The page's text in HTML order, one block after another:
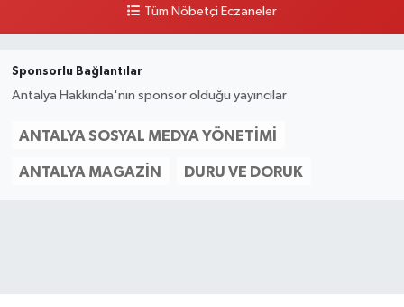
Tüm Nöbetçi Eczaneler
Sponsorlu Bağlantılar
Antalya Hakkında'nın sponsor olduğu yayıncılar
ANTALYA SOSYAL MEDYA YÖNETIMI
ANTALYA MAGAZIN DURU VE DORUK